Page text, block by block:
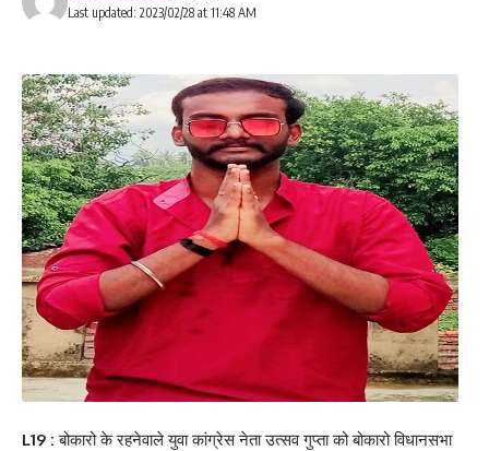
Last updated: 2023/02/28 at 11:48 AM
L19 :बोकारो के रहनेवाले युवा कांग्रेस नेता उत्सव गुप्ता को बोकारो विधानसभा